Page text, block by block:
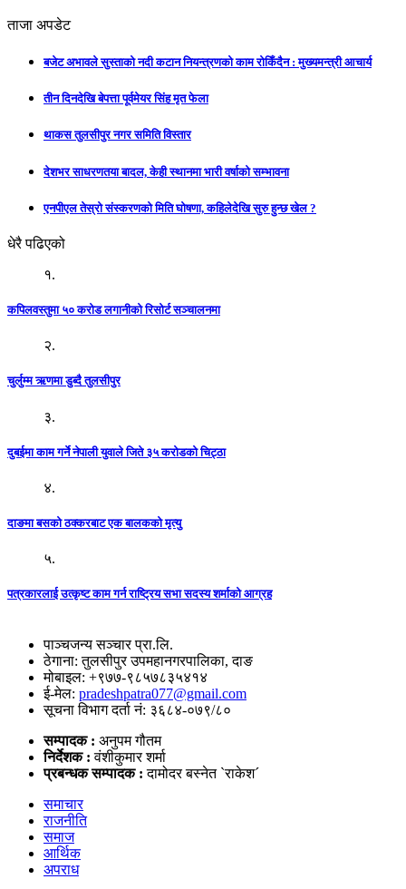
ताजा अपडेट
बजेट अभावले सुस्ताको नदी कटान नियन्त्रणको काम रोकिँदैन : मुख्यमन्त्री आचार्य
तीन दिनदेखि बेपत्ता पूर्वमेयर सिंह मृत फेला
थाकस तुलसीपुर नगर समिति विस्तार
देशभर साधरणतया बादल, केही स्थानमा भारी वर्षाको सम्भावना
एनपीएल तेस्रो संस्करणको मिति घोषणा, कहिलेदेखि सुरु हुन्छ खेल ?
धेरै पढिएको
१.
कपिलवस्तुमा ५० करोड लगानीको रिसोर्ट सञ्चालनमा
२.
चुर्लुम्म ऋणमा डुब्दै तुलसीपुर
३.
दुबईमा काम गर्ने नेपाली युवाले जिते ३५ करोडको चिट्ठा
४.
दाङमा बसको ठक्करबाट एक बालकको मृत्यु
५.
पत्रकारलाई उत्कृष्ट काम गर्न राष्ट्रिय सभा सदस्य शर्माको आग्रह
पाञ्चजन्य सञ्चार प्रा.लि.
ठेगाना: तुलसीपुर उपमहानगरपालिका, दाङ
मोबाइल: +९७७-९८५७८३५४१४
ई-मेल: pradeshpatra077@gmail.com
सूचना विभाग दर्ता नं: ३६८४-०७९/८०
सम्पादक : अनुपम गौतम
निर्देशक :वंशीकुमार शर्मा
प्रबन्धक सम्पादक :दामोदर बस्नेत `राकेश´
समाचार
राजनीति
समाज
आर्थिक
अपराध